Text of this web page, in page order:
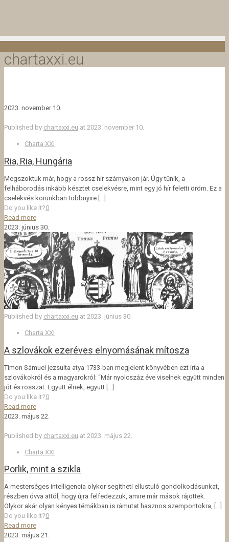
chartaxxi.eu
2023. november 10.
Published by chartaxxi.eu at 2023. november 10.
Charta XXI
Ria, Ria, Hungária
Megszoktuk már, hogy a rossz hír szárnyakon jár. Úgy tűnik, a
felháborodás inkább késztet cselekvésre, mint egy jó hír feletti öröm. Ez a
cselekvés korunkban többnyire […]
Do you like it?0
Read more
2023. június 30.
Published by chartaxxi.eu at 2023. június 30.
Charta XXI
A szlovákok ezeréves elnyomásának mítosza
Timon Sámuel jezsuita atya 1733-ban megjelent könyvében ezt írta a
szlovákokról és a magyarokról: “Már nyolcszáz éve viselnek együtt minden
jót és rosszat. Együtt élnek, együtt […]
Do you like it?0
Read more
2023. május 22.
Published by chartaxxi.eu at 2023. május 22.
Charta XXI
Porlik, mint a szikla
A mesterséges intelligencia olykor segítheti ellustuló gondolkodásunkat,
részben óvva attól, hogy újra felfedezzük, amire már mások rájöttek.
Olykor akár olyan kényes témákban is rámutat hasznos szempontokra, […]
Do you like it?0
Read more
2023. május 21.